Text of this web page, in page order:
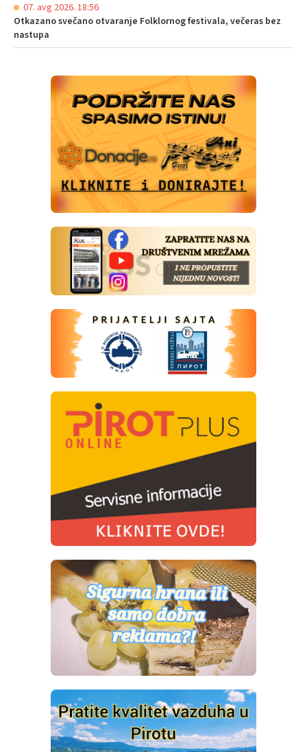
07. avg 2026. 18:56
Otkazano svečano otvaranje Folklornog festivala, večeras bez
nastupa